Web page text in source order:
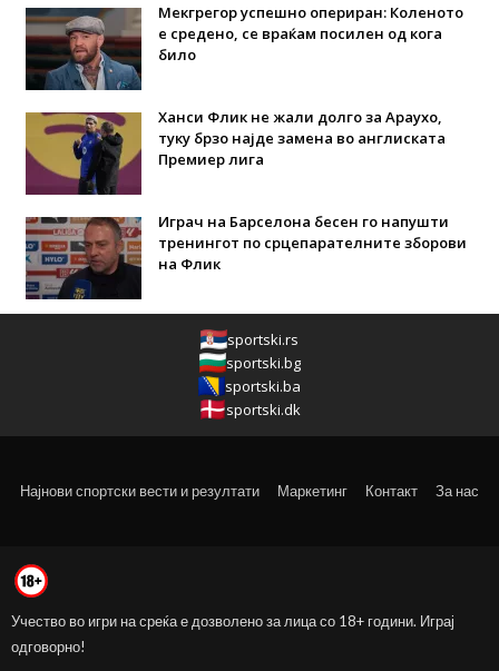
Мекгрегор успешно опериран: Коленото
е средено, се враќам посилен од кога
било
Ханси Флик не жали долго за Араухо,
туку брзо најде замена во англиската
Премиер лига
Играч на Барселона бесен го напушти
тренингот по срцепарателните зборови
на Флик
sportski.rs
sportski.bg
sportski.ba
sportski.dk
Најнови спортски вести и резултати Маркетинг Контакт За нас
Учество во игри на среќа е дозволено за лица со 18+ години. Играј
одговорно!